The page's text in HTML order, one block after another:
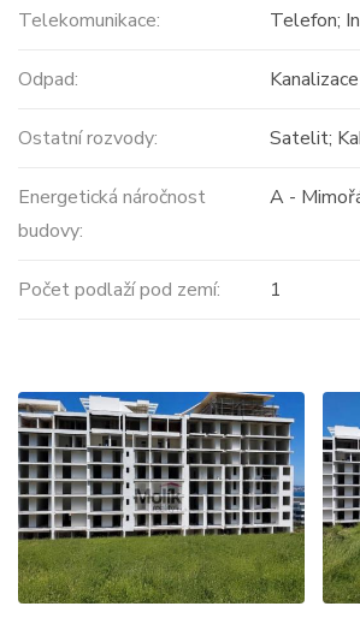
Telekomunikace: Telefon;
Odpad: Kanalizace
Ostatní rozvody: Satelit;
Energetická náročnost
budovy:
A -
Počet podlaží pod zemí: 1